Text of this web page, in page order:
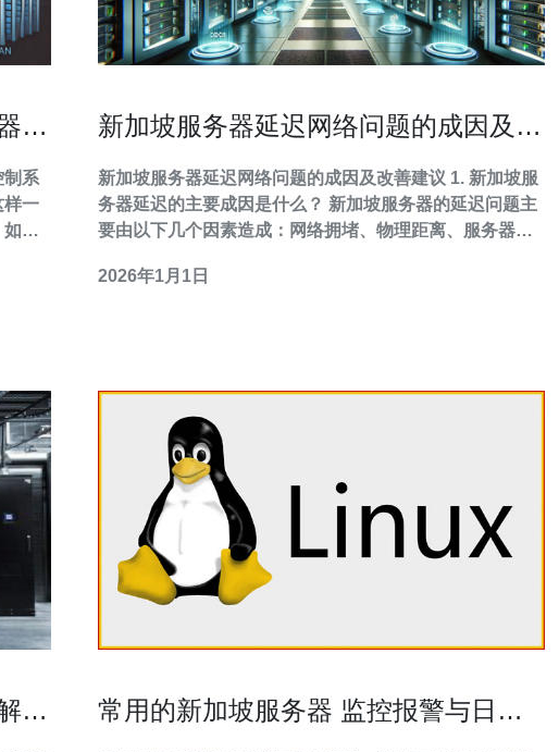
稳
制系
样一
何
本
新加坡服务器延迟网络问题的成因及改
新加坡服务器延迟网络问题的成因及改善建议 1. 新加坡服
务器延迟的主要成因是什么？ 新加坡服务器的延迟问题主
要由以下几个因素造成：网络拥堵、物理距离、服务器配
传输速度缓慢。物理距离则影响数据包在网络中传输的时
2026年1月1日
与
常用的新加坡服务器 监控报警与日志